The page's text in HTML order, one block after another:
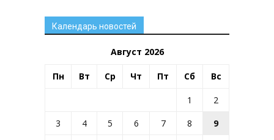
Календарь новостей
Август 2026
Пн Вт Ср Чт Пт Сб Вс
1
2
3
4 5 6 7 8
9